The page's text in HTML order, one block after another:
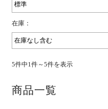
ひやむぎ
在庫：
5件中1件～5件を表示
商品一覧